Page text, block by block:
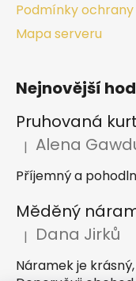
Podmínky
Mapa serveru
Nejnovější
Pruhovaná
Hodnocení
| Alena
Příjemný a
Hodnocení
| Dana Jirků
Náramek je